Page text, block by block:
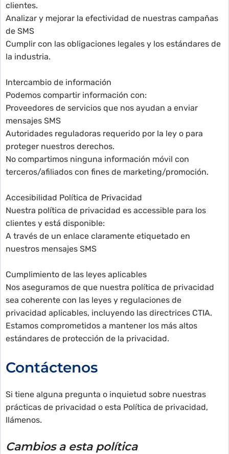
clientes.
Analizar y mejorar la efectividad de nuestras campañas
de SMS
Cumplir con las obligaciones legales y los estándares de
la industria.
Intercambio de información
Podemos compartir información con:
Proveedores de servicios que nos ayudan a enviar
mensajes SMS
Autoridades reguladoras requerido por la ley o para
proteger nuestros derechos.
No compartimos ninguna información móvil con
terceros/afiliados con fines de marketing/promoción.
Accesibilidad Política de Privacidad
Nuestra política de privacidad es accessible para los
clientes y está disponible:
A través de un enlace claramente etiquetado en
nuestros mensajes SMS
Cumplimiento de las leyes aplicables
Nos aseguramos de que nuestra política de privacidad
sea coherente con las leyes y regulaciones de
privacidad aplicables, incluyendo las directrices CTIA.
Estamos comprometidos a mantener los más altos
estándares de protección de la privacidad.
Contáctenos
Si tiene alguna pregunta o inquietud sobre nuestras
prácticas de privacidad o esta Política de privacidad,
llámenos.
Cambios a esta política